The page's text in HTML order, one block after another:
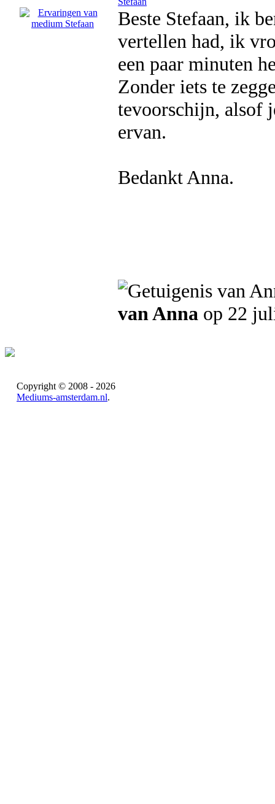
Beste Stefaan, ik
vertellen had, ik
een paar minuten
Zonder iets te
tevoorschijn, alsof
ervan.
Bedankt Anna.
van Anna op 22
Copyright © 2008 - 2026
Mediums-amsterdam.nl.